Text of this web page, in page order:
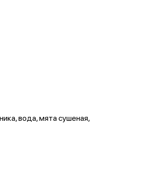
вода, мята сушеная,